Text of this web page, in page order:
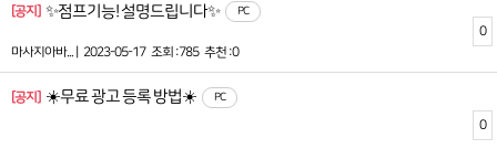
[공지] ✨점프기능! 설명드립니다✨ PC
마사지아바... | 2023-05-17 조회 :785 추천 :0
0
[공지] ☀️무료 광고 등록 방법☀️ PC
0